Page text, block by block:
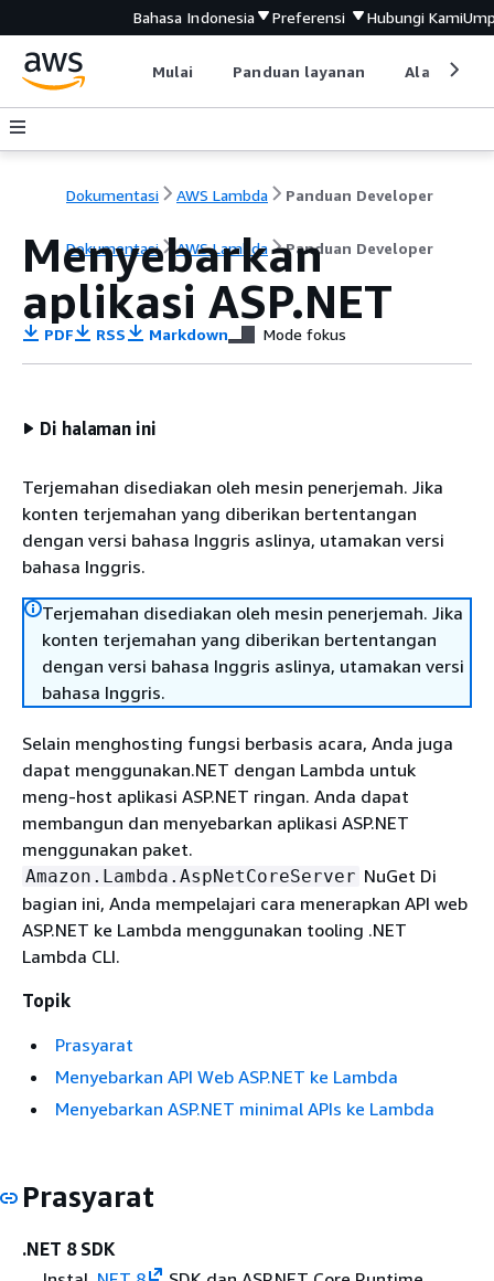
Bahasa Indonesia Preferensi Hubungi Kami
Mulai Panduan layanan Alat
Dokumentasi AWS Lambda Panduan Developer
Dokumentasi AWS Lambda Panduan Developer
Menyebarkan
aplikasi ASP.NET
PDF RSS Markdown Mode fokus
Di halaman ini
Terjemahan disediakan oleh mesin penerjemah. Jika
konten terjemahan yang diberikan bertentangan
dengan versi bahasa Inggris aslinya, utamakan versi
bahasa Inggris.
Terjemahan disediakan oleh mesin penerjemah. Jika
konten terjemahan yang diberikan bertentangan
dengan versi bahasa Inggris aslinya, utamakan versi
bahasa Inggris.
Selain menghosting fungsi berbasis acara, Anda juga
dapat menggunakan.NET dengan Lambda untuk
meng-host aplikasi ASP.NET ringan. Anda dapat
membangun dan menyebarkan aplikasi ASP.NET
menggunakan paket.
Amazon.Lambda.AspNetCoreServer NuGet Di
bagian ini, Anda mempelajari cara menerapkan API web
ASP.NET ke Lambda menggunakan tooling .NET
Lambda CLI.
Topik
Prasyarat
Menyebarkan API Web ASP.NET ke Lambda
Menyebarkan ASP.NET minimal APIs ke Lambda
Prasyarat
.NET 8 SDK